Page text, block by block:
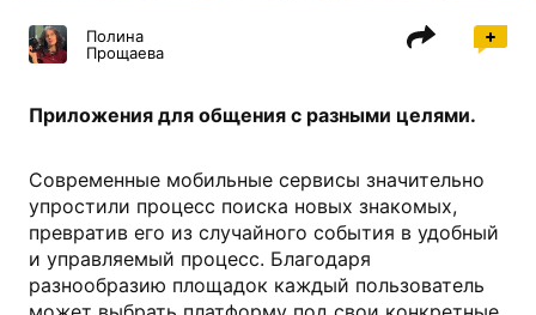
Полина
Прощаева
Приложения для общения с разными целями.
Современные мобильные сервисы значительно
упростили процесс поиска новых знакомых,
превратив его из случайного события в удобный
и управляемый процесс. Благодаря
разнообразию площадок каждый пользователь